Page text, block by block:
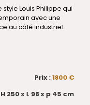
Louis Philippe qui
avec une
au côté industriel.
Prix :1800 €
H 250 x L 98 x p 45 cm